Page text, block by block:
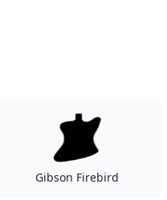
Gibson Firebird